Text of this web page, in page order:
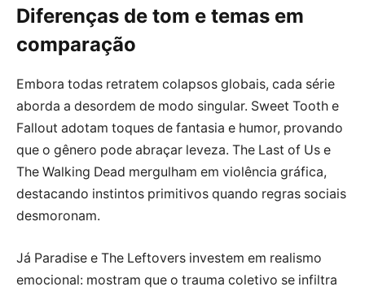
Diferenças de tom e temas em
comparação
Embora todas retratem colapsos globais, cada série
aborda a desordem de modo singular. Sweet Tooth e
Fallout adotam toques de fantasia e humor, provando
que o gênero pode abraçar leveza. The Last of Us e
The Walking Dead mergulham em violência gráfica,
destacando instintos primitivos quando regras sociais
desmoronam.
Já Paradise e The Leftovers investem em realismo
emocional: mostram que o trauma coletivo se infiltra